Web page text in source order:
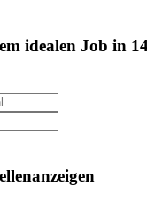
idealen Job in